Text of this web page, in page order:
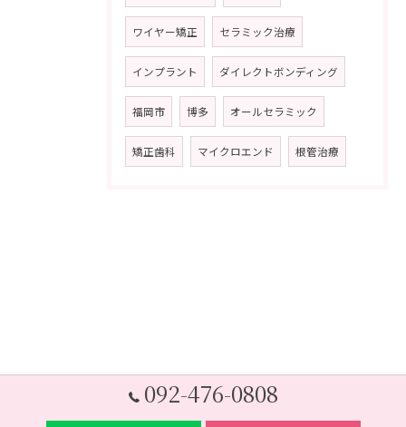
ワイヤー矯正 セラミック治療
インプラント ダイレクトボンディング
福岡市 博多 オールセラミック
矯正歯科 マイクロエンド 根管治療
092-476-0808